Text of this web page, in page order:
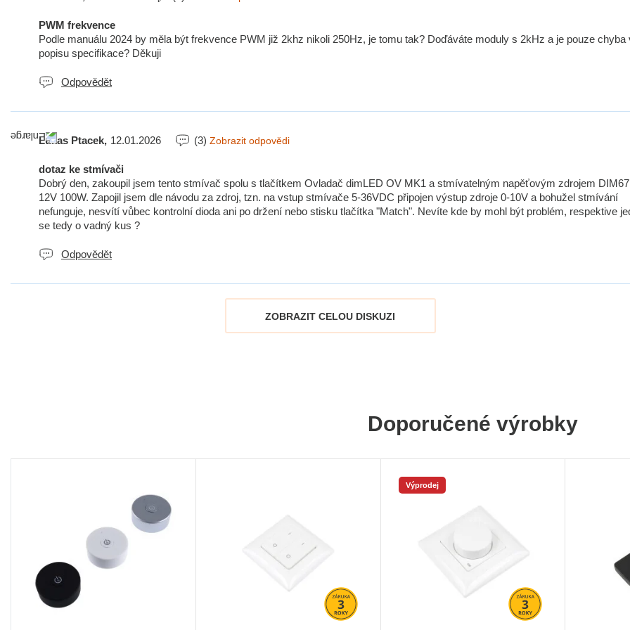
PWM frekvence
Podle manuálu 2024 by měla být frekvence PWM již 2khz nikoli 250Hz, je tomu tak? Doďáváte moduly s 2kHz a je pouze chyba
popisu specifikace? Děkuji
Odpovědět
Lukas Ptacek, 12.01.2026 (3) Zobrazit odpovědi
dotaz ke stmívači
Dobrý den, zakoupil jsem tento stmívač spolu s tlačítkem Ovladač dimLED OV MK1 a stmívatelným napěťovým zdrojem DIM67
12V 100W. Zapojil jsem dle návodu za zdroj, tzn. na vstup stmívače 5-36VDC připojen výstup zdroje 0-10V a bohužel stmívání
nefunguje, nesvítí vůbec kontrolní dioda ani po držení nebo stisku tlačítka "Match". Nevíte kde by mohl být problém, respektive
se tedy o vadný kus ?
Odpovědět
ZOBRAZIT CELOU DISKUZI
Doporučené výrobky
Výprodej